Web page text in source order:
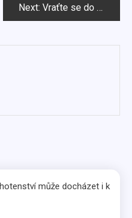
Next: Vraťte se do formy po hormonální léčbě